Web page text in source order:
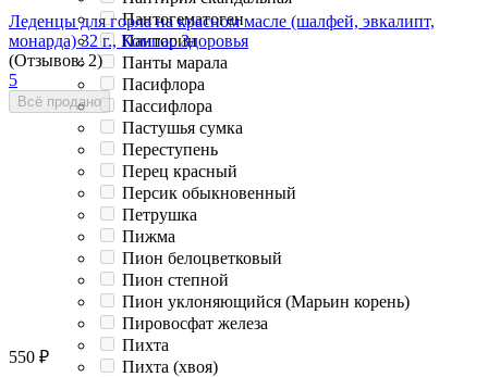
Пантогематоген
Панторин
Панты марала
Пасифлора
Пассифлора
Пастушья сумка
Переступень
Перец красный
Персик обыкновенный
Петрушка
Пижма
Пион белоцветковый
Пион степной
Пион уклоняющийся (Марьин корень)
Пировосфат железа
Пихта
Пихта (хвоя)
Леденцы для горла на красном масле (шалфей, эвкалипт,
монарда) 32 г., Компас Здоровья
(Отзывов: 2)
5
Всё продано
550 ₽